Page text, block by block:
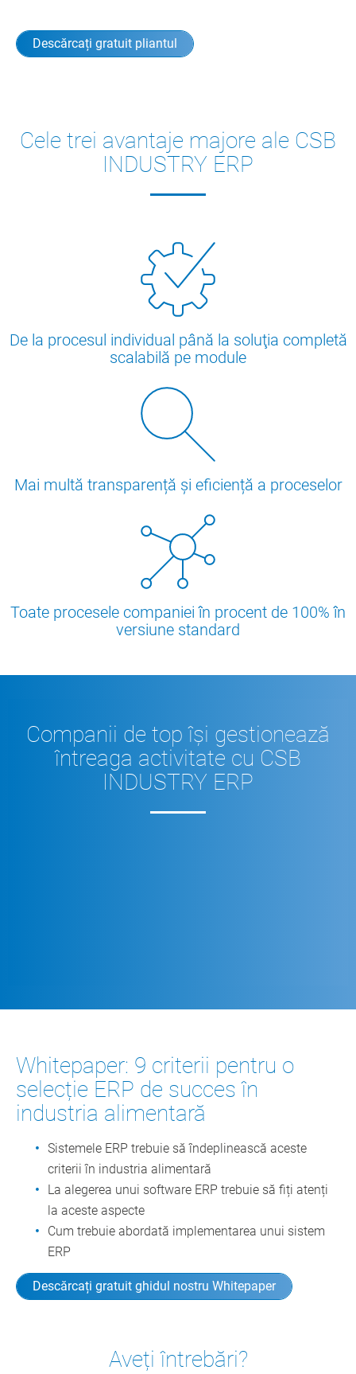
Descărcați gratuit pliantul
Cele trei avantaje majore ale CSB
INDUSTRY ERP
De la procesul individual până la soluţia completă
scalabilă pe module
Mai multă transparență și eficiență a proceselor
Toate procesele companiei în procent de 100% în
versiune standard
Companii de top îşi gestionează
întreaga activitate cu CSB
INDUSTRY ERP
Whitepaper: 9 criterii pentru o
selecție ERP de succes în
industria alimentară
Sistemele ERP trebuie să îndeplinească aceste
criterii în industria alimentară
La alegerea unui software ERP trebuie să fiți atenți
la aceste aspecte
Cum trebuie abordată implementarea unui sistem
ERP
Descărcați gratuit ghidul nostru Whitepaper
Aveți întrebări?